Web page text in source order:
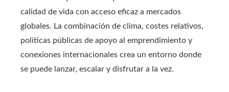
calidad de vida con acceso eficaz a mercados
globales. La combinación de clima, costes relativos,
políticas públicas de apoyo al emprendimiento y
conexiones internacionales crea un entorno donde
se puede lanzar, escalar y disfrutar a la vez.